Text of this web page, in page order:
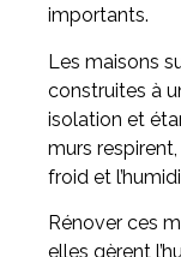
importants.
Les maisons
construites à
isolation et
murs respirent,
froid et
Rénover ces
elles gèrent